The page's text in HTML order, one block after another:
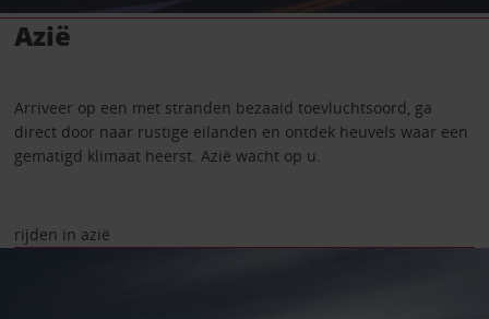
Azië
Arriveer op een met stranden bezaaid toevluchtsoord, ga
direct door naar rustige eilanden en ontdek heuvels waar een
gematigd klimaat heerst. Azië wacht op u.
rijden in azië